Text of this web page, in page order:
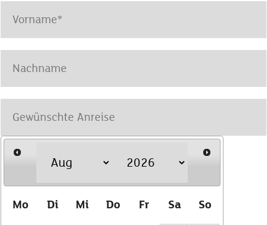
Mo Di Mi Do Fr Sa So